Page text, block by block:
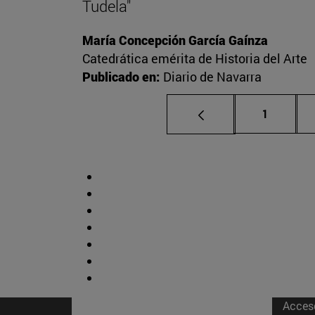
Tudela"
María Concepción García Gaínza
Catedrática emérita de Historia del Arte
Publicado en: Diario de Navarra
Página
1